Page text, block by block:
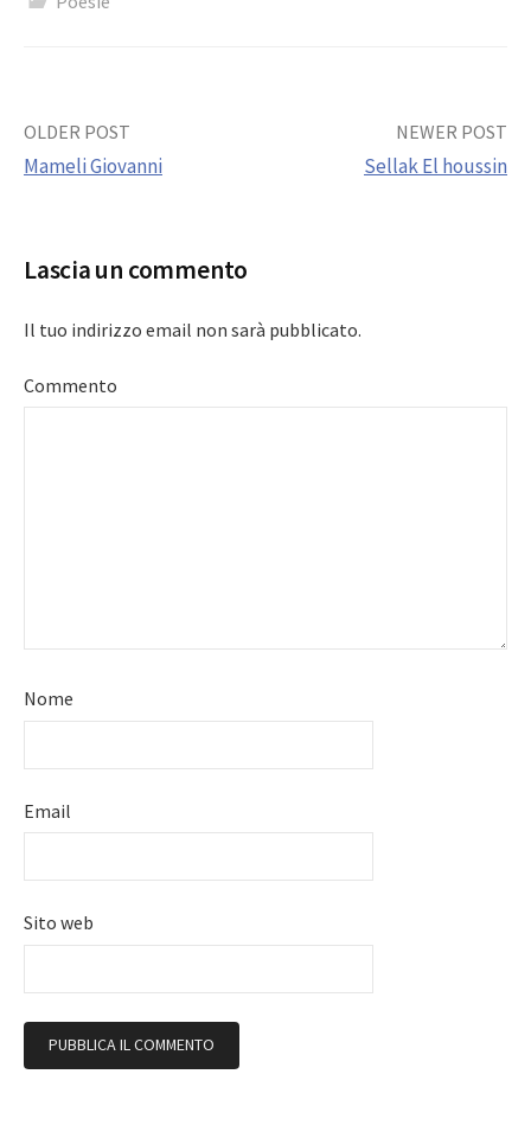
Post
OLDER POST
Mameli Giovanni
NEWER POST
Sellak El houssin
Lascia un commento
Il tuo indirizzo email non sarà pubblicato.
Commento
Nome
Email
Sito web